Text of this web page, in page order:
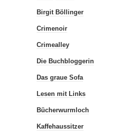
Birgit Böllinger
Crimenoir
Crimealley
Die Buchbloggerin
Das graue Sofa
Lesen mit Links
Bücherwurmloch
Kaffehaussitzer